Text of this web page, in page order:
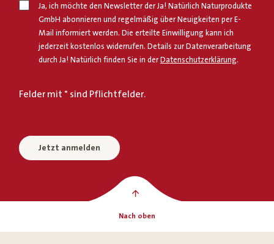
Ja, ich möchte den Newsletter der Ja! Natürlich Naturprodukte
GmbH abonnieren und regelmäßig über Neuigkeiten per E-
Mail informiert werden. Die erteilte Einwilligung kann ich
jederzeit kostenlos widerrufen. Details zur Datenverarbeitung
durch Ja! Natürlich finden Sie in der Datenschutzerklärung.
Felder mit * sind Pflichtfelder.
Jetzt anmelden
Nach oben